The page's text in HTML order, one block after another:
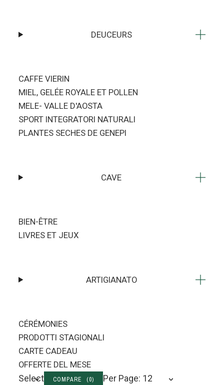
DEUCEURS
CAFFE VIERIN
MIEL, GELÉE ROYALE ET POLLEN
MELE- VALLE D'AOSTA
SPORT INTEGRATORI NATURALI
PLANTES SECHES DE GENEPI
CAVE
BIEN-ÊTRE
LIVRES ET JEUX
ARTIGIANATO
CÉRÉMONIES
PRODOTTI STAGIONALI
CARTE CADEAU
OFFERTE DEL MESE
Select COMPARE (0) Per Page: 12